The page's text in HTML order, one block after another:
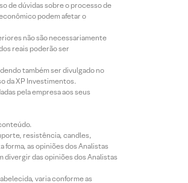
de dúvidas sobre o processo de
podem afetar o
não são necessariamente
reais poderão ser
também ser divulgado no
da XP Investimentos.
pela empresa aos seus
resistência, candles,
forma, as opiniões dos Analistas
divergir das opiniões dos Analistas
varia conforme as